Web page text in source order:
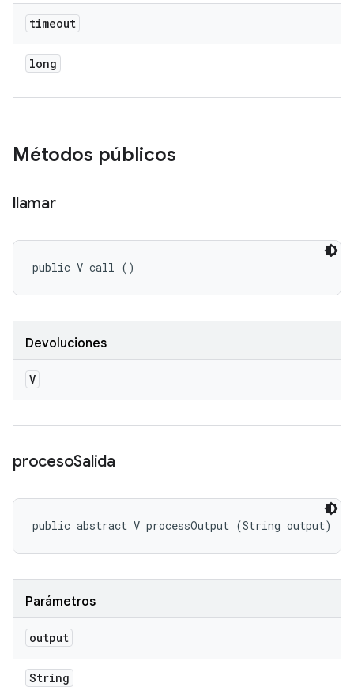
timeout
long
Métodos públicos
llamar
public V call ()
Devoluciones
V
procesoSalida
public abstract V processOutput (String output)
Parámetros
output
String